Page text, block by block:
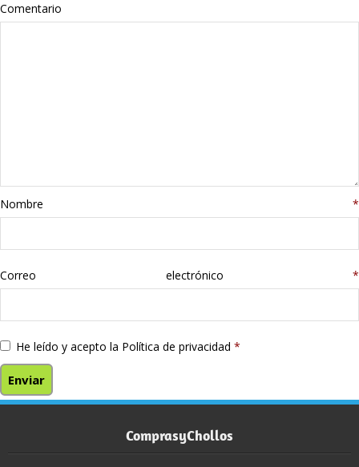
Listas
libros
Comentario
Nombre *
Correo electrónico *
He leído y acepto la Política de privacidad *
ComprasyChollos